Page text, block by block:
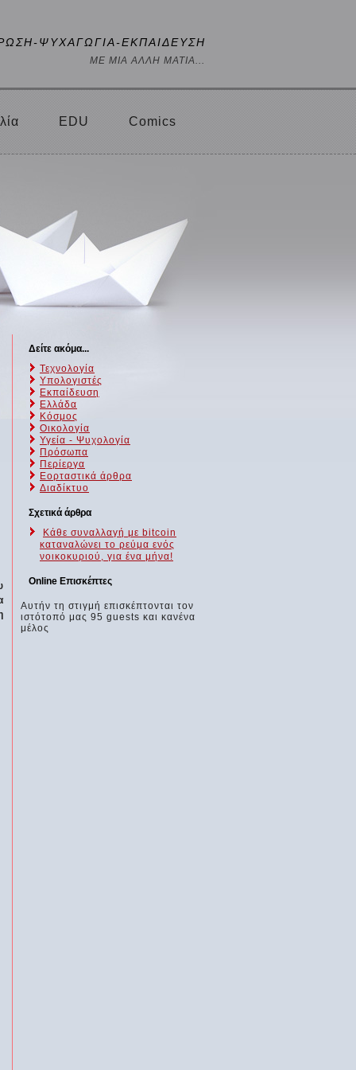
ΨΥΧΑΓΩΓΙΑ-ΕΚΠΑΙΔΕΥΣΗ
ΜΕ ΜΙΑ ΑΛΛΗ ΜΑΤΙΑ...
EDU Comics
Δείτε ακόμα...
Τεχνολογία
Υπολογιστές
Εκπαίδευση
Ελλάδα
Κόσμος
Οικολογία
Υγεία - Ψυχολογία
Πρόσωπα
Περίεργα
Εορταστικά άρθρα
Διαδίκτυο
Σχετικά άρθρα
Κάθε συναλλαγή με bitcoin
καταναλώνει το ρεύμα ενός
νοικοκυριού, για ένα μήνα!
Online Επισκέπτες
Αυτήν τη στιγμή επισκέπτονται τον
ιστότοπό μας 95 guests και κανένα
μέλος